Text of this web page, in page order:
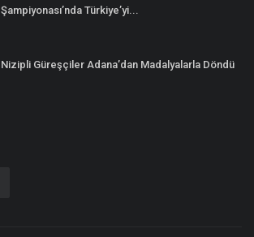
Şampiyonası’nda Türkiye’yi...
Nizipli Güreşçiler Adana’dan Madalyalarla Döndü